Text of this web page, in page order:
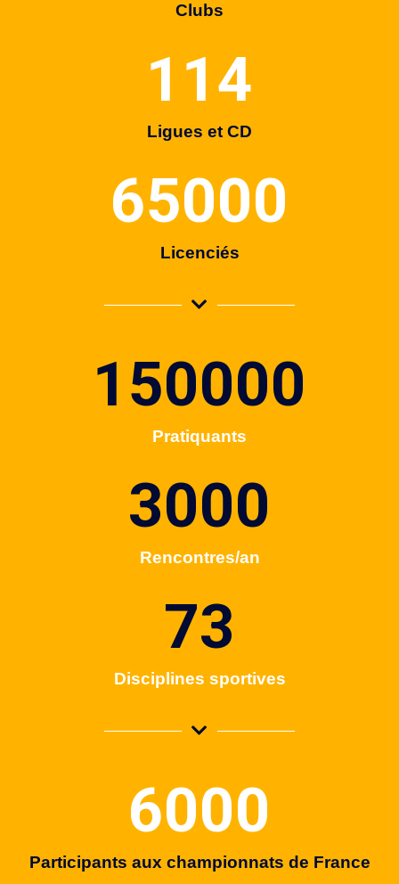
Clubs
Ligues et CD
114
Licenciés
65000
Pratiquants
150000
Rencontres/an
3000
Disciplines sportives
75
Participants aux championnats de France
6000